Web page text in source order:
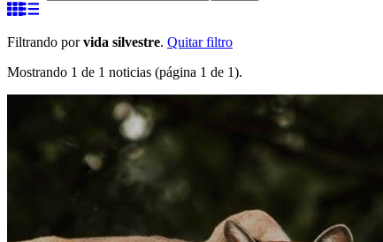
Filtrando porvida silvestre. Quitar filtro
Mostrando 1 de 1 noticias (página 1 de 1).